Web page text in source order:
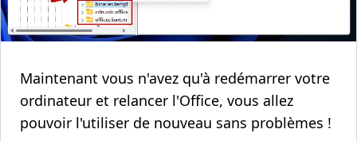
Maintenant vous n'avez qu'à redémarrer votre
ordinateur et relancer l'Office, vous allez
pouvoir l'utiliser de nouveau sans problèmes !